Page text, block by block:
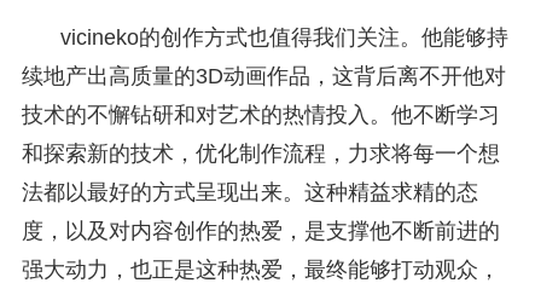
vicineko的创作方式也值得我们关注。他能够持
续地产出高质量的3D动画作品，这背后离不开他对
技术的不懈钻研和对艺术的热情投入。他不断学习
和探索新的技术，优化制作流程，力求将每一个想
法都以最好的方式呈现出来。这种精益求精的态
度，以及对内容创作的热爱，是支撑他不断前进的
强大动力，也正是这种热爱，最终能够打动观众，